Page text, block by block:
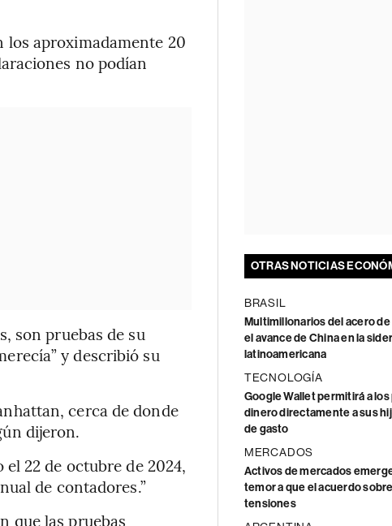
los aproximadamente 20
no podían
son pruebas de su
y describió su
cerca de donde
dijeron.
22 de octubre de 2024,
de contadores.”
que las pruebas
OTRAS NOTICIAS
BRASIL
Multimillonarios del acero
el avance de China en la
latinoamericana
TECNOLOGÍA
Google Wallet permitirá a
dinero directamente a sus
de gasto
MERCADOS
Activos de mercados
temor a que el acuerdo
tensiones